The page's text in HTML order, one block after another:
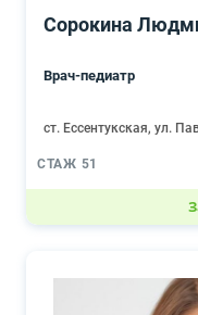
Сорокина
Врач-педиатр
ст. Ессентукская, ул.
СТАЖ 51